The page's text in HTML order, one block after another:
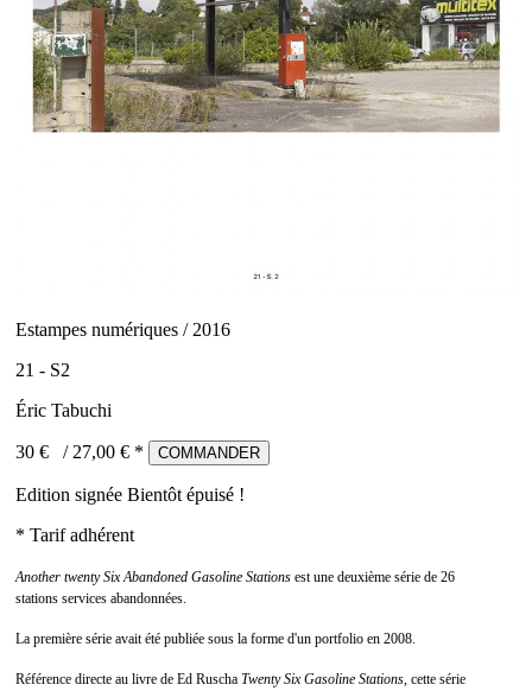
Estampes numériques / 2016
21 - S2
Éric Tabuchi
30 € / 27,00 € * COMMANDER
Edition signée Bientôt épuisé !
* Tarif adhérent
Another twenty Six Abandoned Gasoline Stations est une deuxième série de 26
stations services abandonnées.
La première série avait été publiée sous la forme d'un portfolio en 2008.
Référence directe au livre de Ed Ruscha Twenty Six Gasoline Stations, cette série